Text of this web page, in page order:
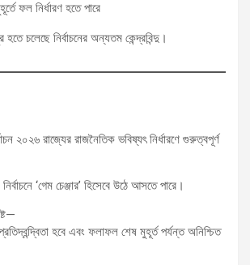
ফল নির্ধারণ হতে পারে
হতে চলেছে নির্বাচনের অন্যতম কেন্দ্রবিন্দু।
২০২৬ রাজ্যের রাজনৈতিক ভবিষ্যৎ নির্ধারণে গুরুত্বপূর্ণ
‘গেম চেঞ্জার’ হিসেবে উঠে আসতে পারে।
হবে এবং ফলাফল শেষ মুহূর্ত পর্যন্ত অনিশ্চিত